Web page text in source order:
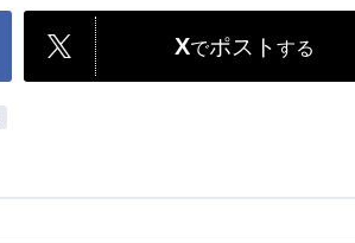
Xでポスト する